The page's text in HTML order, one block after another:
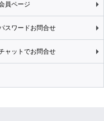
員ページ
スワードお問合せ
ャットでお問合せ